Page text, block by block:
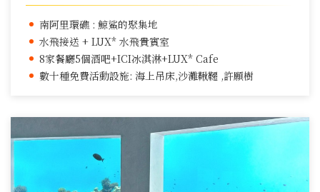
南阿里環礁 : 鯨鯊的聚集地
水飛接送 + LUX* 水飛貴賓室
8家餐廳5個酒吧+ICI冰淇淋+LUX* Cafe
數十種免費活動設施: 海上吊床,沙灘鞦韆 ,許願樹